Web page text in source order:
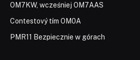
OM7KW, wcześniej OM7AAS
Contestový tím OM0A
PMR11 Bezpiecznie w górach